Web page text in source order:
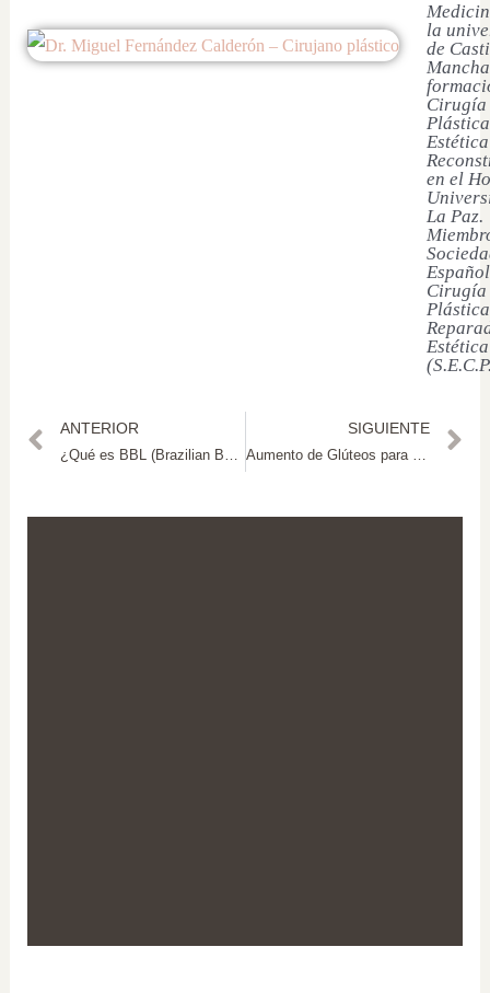
la
de
Cirugía
en el
La Paz.
Cirugía
Estética
ANTERIOR
¿Qué es BBL (Brazilian Butt Lift)?
SIGUIENTE
Aumento de Glúteos para Hombres: Lo que debes saber